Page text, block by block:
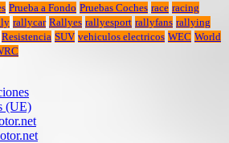
Prueba a Fondo Pruebas Coches race racing
rallycar Rallyes rallyesport rallyfans rallying
Resistencia SUV vehiculos electricos WEC World
(UE)